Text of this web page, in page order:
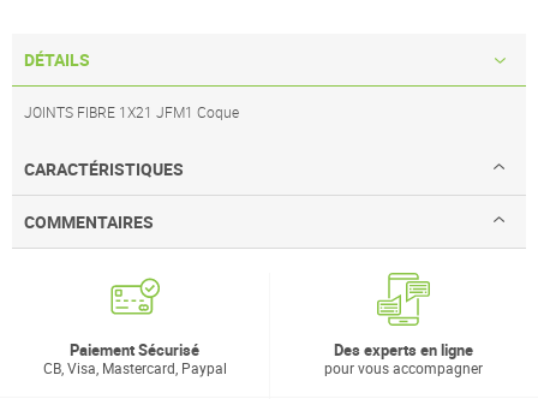
DÉTAILS
JOINTS FIBRE 1X21 JFM1 Coque
CARACTÉRISTIQUES
COMMENTAIRES
Paiement Sécurisé
CB, Visa, Mastercard, Paypal
Des experts en ligne
pour vous accompagner